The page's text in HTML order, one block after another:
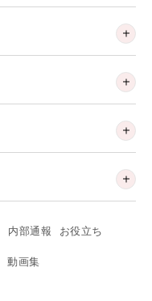
内部通報 お役立ち
動画集